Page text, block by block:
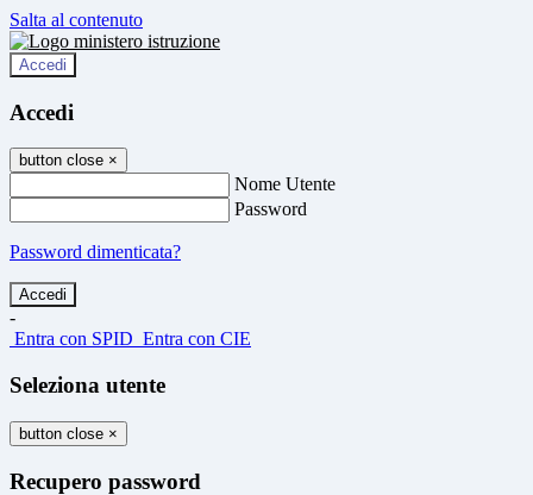
Salta al contenuto
Accedi
Accedi
button close ×
Nome Utente
Password
Password dimenticata?
-
Entra con SPID Entra con CIE
Seleziona utente
button close ×
Recupero password